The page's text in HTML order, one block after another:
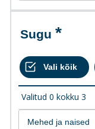
Sugu
Valitud 0 kokku 3